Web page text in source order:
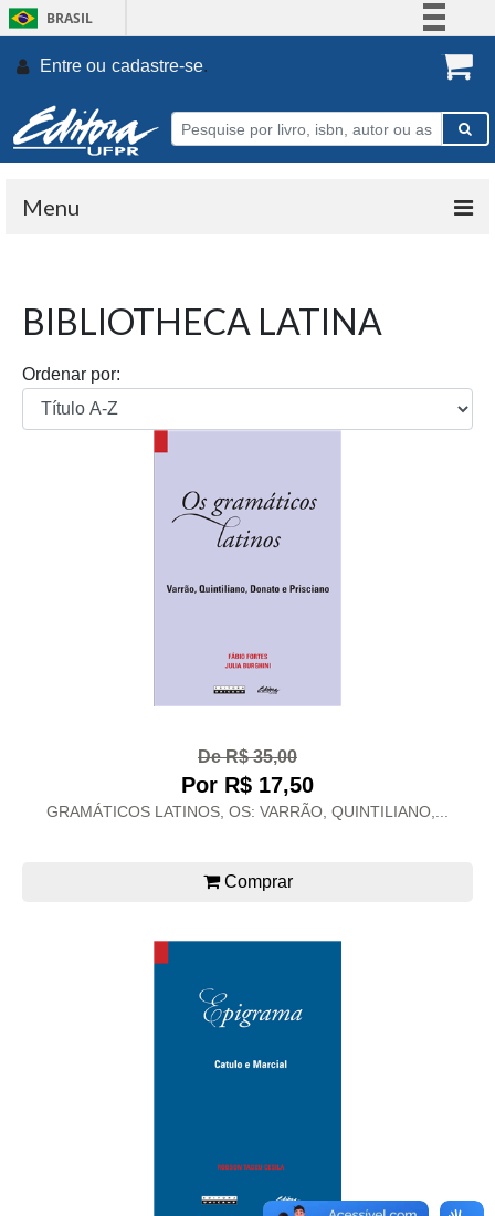
BRASIL
Participe
Entre ou cadastre-se.
Menu
BIBLIOTHECA LATINA
Ordenar por:
De R$ 35,00
Por R$ 17,50
GRAMÁTICOS LATINOS, OS: VARRÃO, QUINTILIANO,...
Comprar